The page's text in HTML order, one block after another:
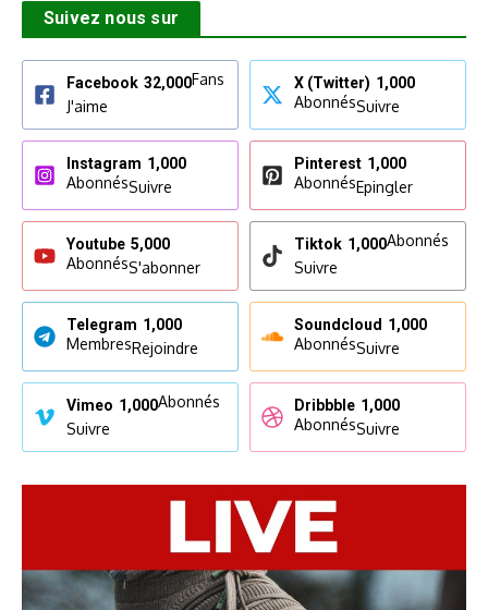
Suivez nous sur
Facebook 32,000Fans
J'aime
X (Twitter) 1,000
AbonnésSuivre
Instagram 1,000
AbonnésSuivre
Pinterest 1,000
AbonnésEpingler
Youtube 5,000
AbonnésS'abonner
Tiktok 1,000Abonnés
Suivre
Telegram 1,000
MembresRejoindre
Soundcloud 1,000
AbonnésSuivre
Vimeo 1,000Abonnés
Suivre
Dribbble 1,000
AbonnésSuivre